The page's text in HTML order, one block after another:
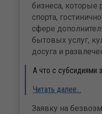
бизнеса, которые
спорта,
сфере
бытовых услуг,
досуга и
А что с субсидиями
Читать далее…
Заявку на